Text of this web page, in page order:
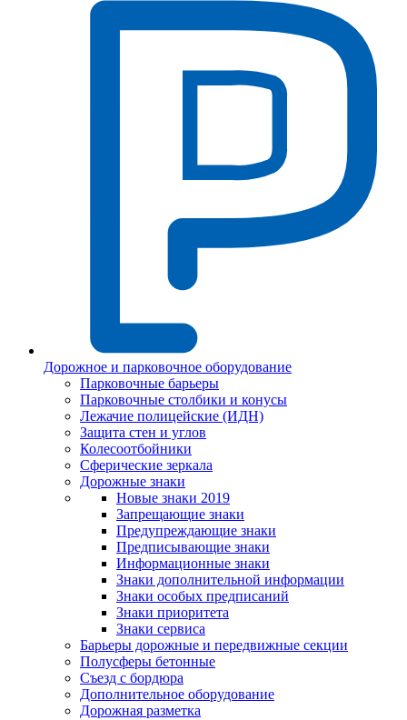
Дорожное и парковочное оборудование
Парковочные барьеры
Парковочные столбики и конусы
Лежачие полицейские (ИДН)
Защита стен и углов
Колесоотбойники
Сферические зеркала
Дорожные знаки
Новые знаки 2019
Запрещающие знаки
Предупреждающие знаки
Предписывающие знаки
Информационные знаки
Знаки дополнительной информации
Знаки особых предписаний
Знаки приоритета
Знаки сервиса
Барьеры дорожные и передвижные секции
Полусферы бетонные
Съезд с бордюра
Дополнительное оборудование
Дорожная разметка